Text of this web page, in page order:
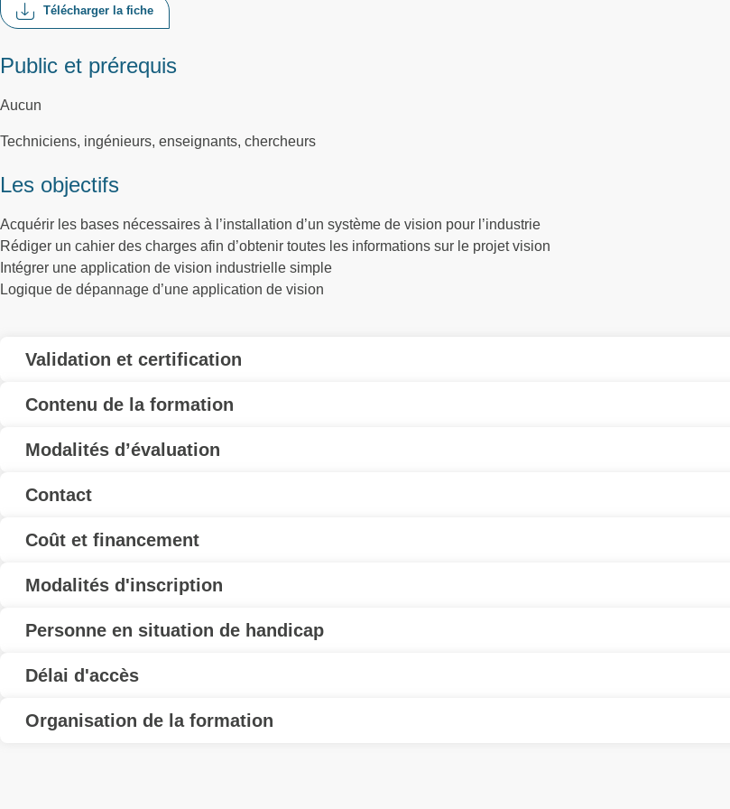
Télécharger la fiche
Public et prérequis
Aucun
Techniciens, ingénieurs, enseignants, chercheurs
Les objectifs
Acquérir les bases nécessaires à l’installation d’un système de vision pour l’industrie
Rédiger un cahier des charges afin d’obtenir toutes les informations sur le projet vision
Intégrer une application de vision industrielle simple
Logique de dépannage d’une application de vision
Validation et certification
Contenu de la formation
Modalités d’évaluation
Contact
Coût et financement
Modalités d'inscription
Personne en situation de handicap
Délai d'accès
Organisation de la formation